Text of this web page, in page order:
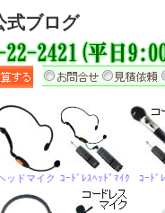
式ブログ